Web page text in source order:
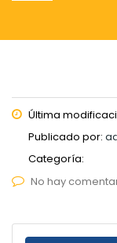
Última
Publicado por:
Categoría:
No hay